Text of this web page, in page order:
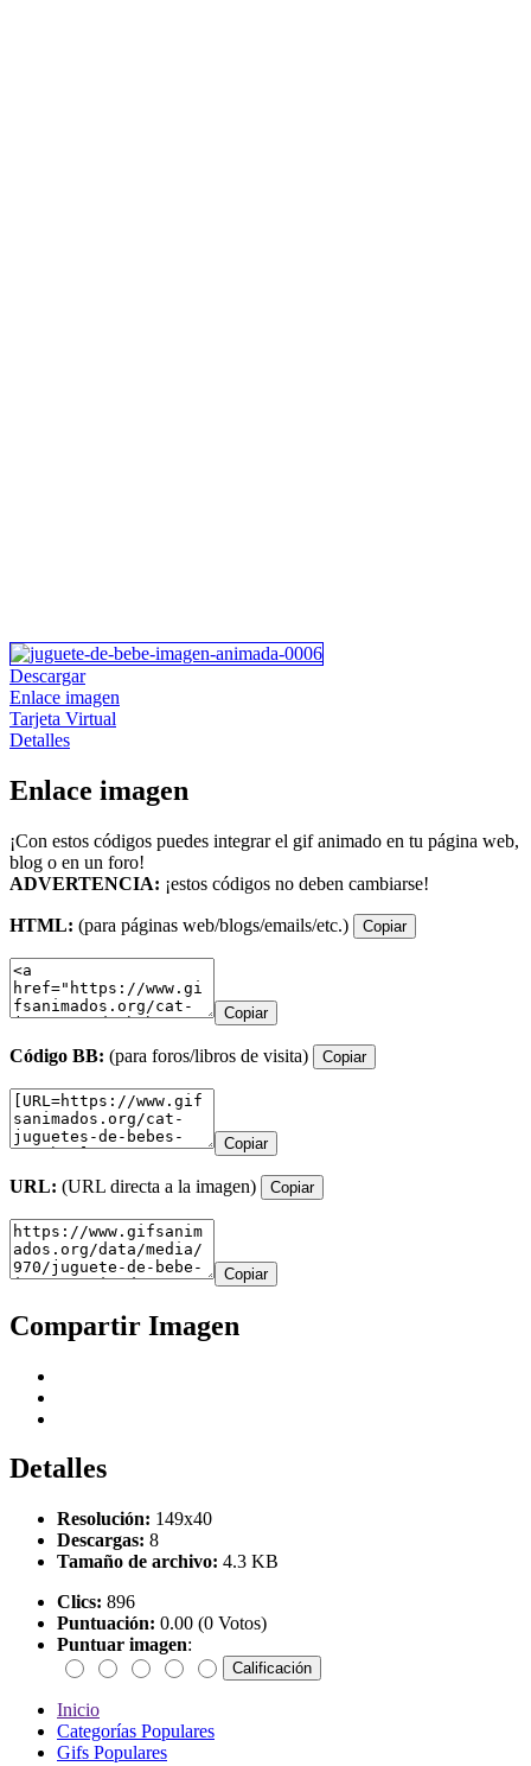
Descargar
Enlace imagen
Tarjeta Virtual
Detalles
Enlace imagen
¡Con estos códigos puedes integrar el gif animado en tu página web,
blog o en un foro!
ADVERTENCIA: ¡estos códigos no deben cambiarse!
HTML: (para páginas web/blogs/emails/etc.) Copiar
Copiar
Código BB: (para foros/libros de visita) Copiar
Copiar
URL: (URL directa a la imagen) Copiar
Copiar
Compartir Imagen
Detalles
Resolución: 149x40
Descargas: 8
Tamaño de archivo: 4.3 KB
Clics: 896
Puntuación: 0.00 (0 Votos)
Puntuar imagen:
Inicio
Categorías Populares
Gifs Populares